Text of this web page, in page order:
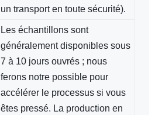
un transport en toute sécurité).
Les échantillons sont
généralement disponibles sous
7 à 10 jours ouvrés ; nous
ferons notre possible pour
accélérer le processus si vous
êtes pressé. La production en